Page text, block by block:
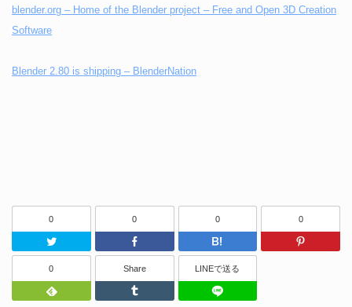
blender.org – Home of the Blender project – Free and Open 3D Creation
Software
Blender 2.80 is shipping – BlenderNation
0
Twitter
0
Facebook
0
はてなブッ
0
0
Feedly
Share
Tumblr
LINEで送る